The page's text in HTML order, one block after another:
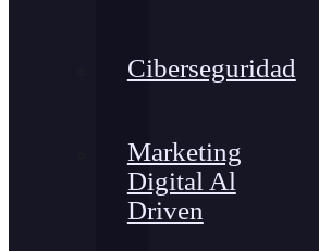
Ciberseguridad
Marketing
Digital Al
Driven